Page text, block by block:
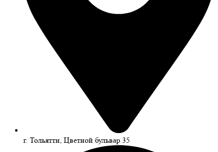
г. Тольятти, Цветной бульвар 35